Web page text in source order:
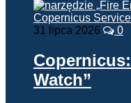
31 lipca 2026 0
Watch”